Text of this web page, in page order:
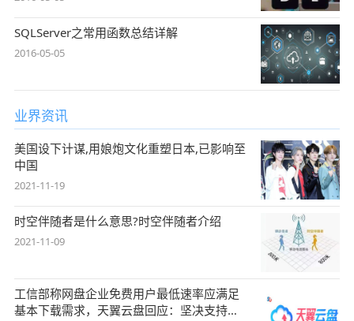
SQLServer之常用函数总结详解
2016-05-05
业界资讯
美国设下计谋,用娘炮文化重塑日本,已影响至
中国
2021-11-19
时空伴随者是什么意思?时空伴随者介绍
2021-11-09
工信部称网盘企业免费用户最低速率应满足
基本下载需求，天翼云盘回应：坚决支持，